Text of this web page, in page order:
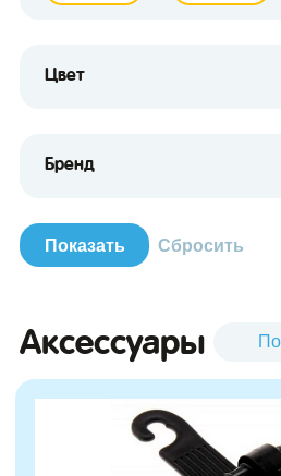
Цвет
Бренд
Аксессуары